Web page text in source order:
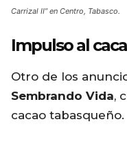
Carrizal II” en Centro, Tabasco.
Impulso al
Otro de los
Sembrando Vida,
cacao tabasqueño.